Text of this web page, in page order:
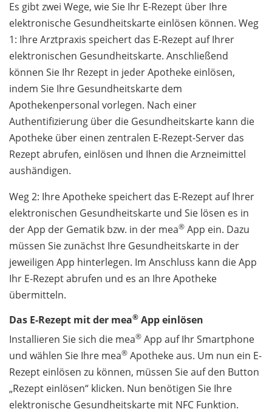
Es gibt zwei Wege, wie Sie Ihr E-Rezept über Ihre
elektronische Gesundheitskarte einlösen können. Weg
1: Ihre Arztpraxis speichert das E-Rezept auf Ihrer
elektronischen Gesundheitskarte. Anschließend
können Sie Ihr Rezept in jeder Apotheke einlösen,
indem Sie Ihre Gesundheitskarte dem
Apothekenpersonal vorlegen. Nach einer
Authentifizierung über die Gesundheitskarte kann die
Apotheke über einen zentralen E-Rezept-Server das
Rezept abrufen, einlösen und Ihnen die Arzneimittel
aushändigen.
Weg 2: Ihre Apotheke speichert das E-Rezept auf Ihrer
elektronischen Gesundheitskarte und Sie lösen es in
der App der Gematik bzw. in der mea® App ein. Dazu
müssen Sie zunächst Ihre Gesundheitskarte in der
jeweiligen App hinterlegen. Im Anschluss kann die App
Ihr E-Rezept abrufen und es an Ihre Apotheke
übermitteln.
Das E-Rezept mit der mea® App einlösen
Installieren Sie sich die mea® App auf Ihr Smartphone
und wählen Sie Ihre mea® Apotheke aus. Um nun ein E-
Rezept einlösen zu können, müssen Sie auf den Button
„Rezept einlösen“ klicken. Nun benötigen Sie Ihre
elektronische Gesundheitskarte mit NFC Funktion.